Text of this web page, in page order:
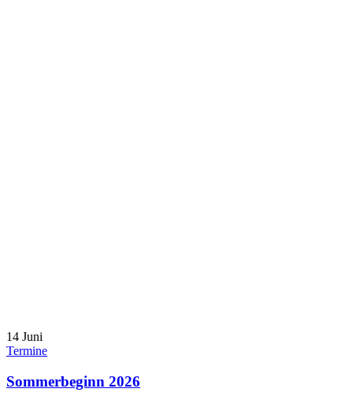
14 Juni
Termine
Sommerbeginn 2026